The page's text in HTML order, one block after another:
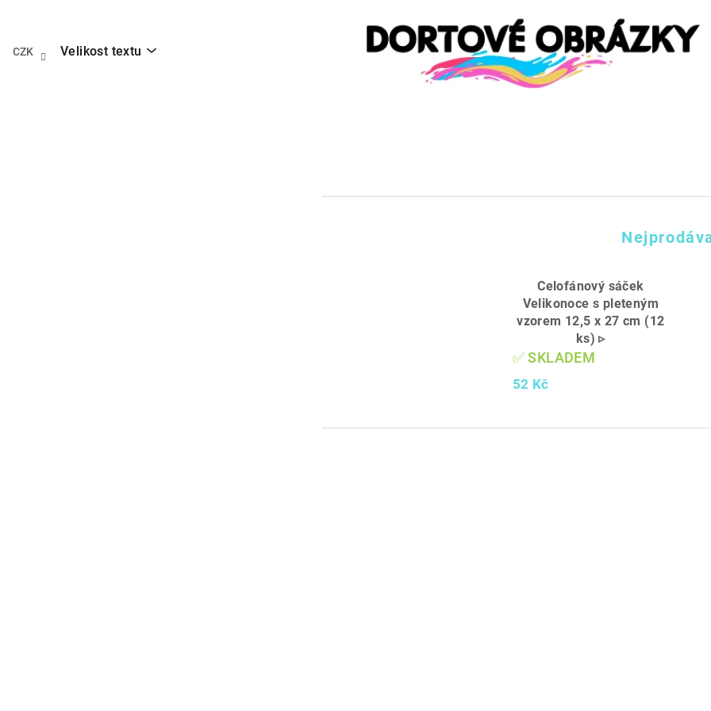
obsah
CZK Velikost textu
Celofánový sáček
Velikonoce s pleteným
vzorem 12,5 x 27 cm (12
ks) ▹
✅ SKLADEM
52 Kč